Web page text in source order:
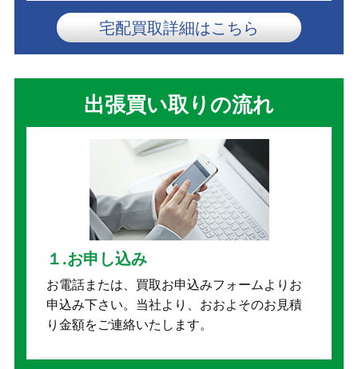
宅配買取詳細はこちら
出張買い取りの流れ
１.お申し込み
お電話または、買取お申込みフォームよりお
申込み下さい。当社より、おおよそのお見積
り金額をご連絡いたします。